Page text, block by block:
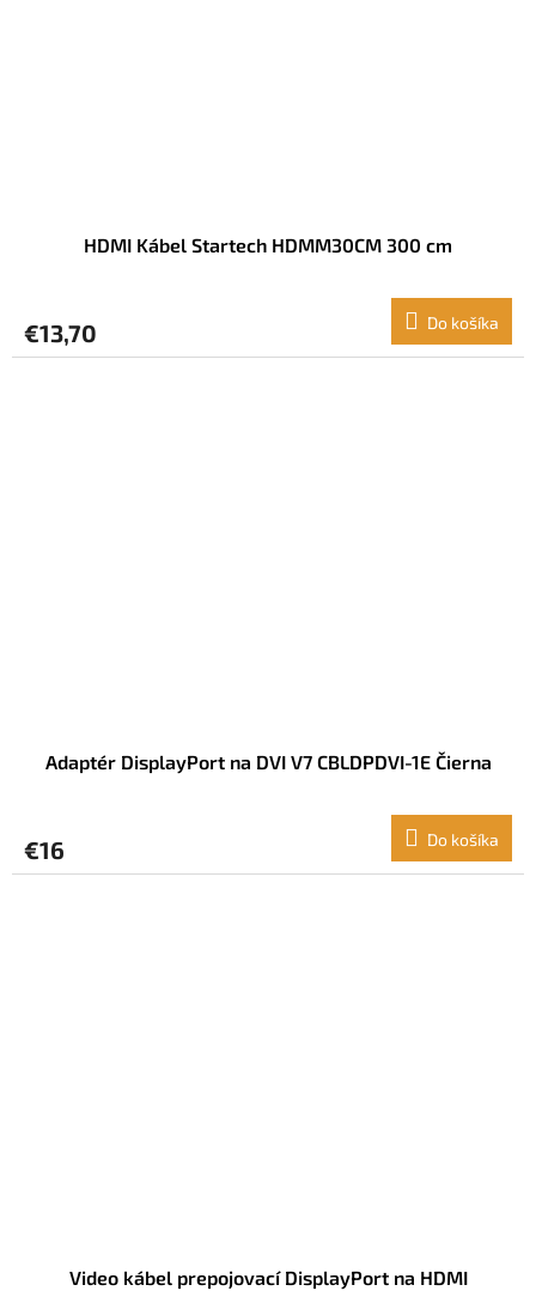
HDMI Kábel Startech HDMM30CM 300 cm
€13,70 Do košíka
Adaptér DisplayPort na DVI V7 CBLDPDVI-1E Čierna
€16 Do košíka
Video kábel prepojovací DisplayPort na HDMI